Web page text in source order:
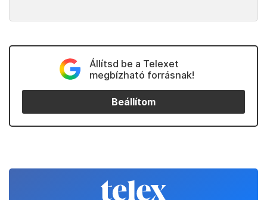
Állítsd be a Telexet
megbízható forrásnak!
Beállítom